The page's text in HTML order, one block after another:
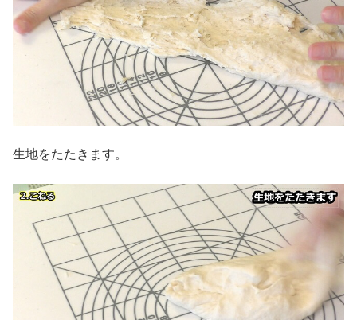
生地をたたきます。